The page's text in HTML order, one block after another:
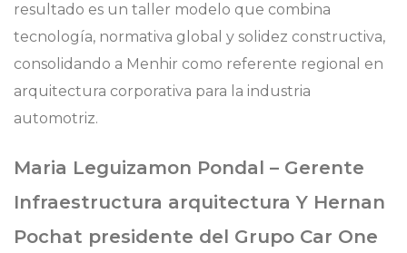
resultado es un taller modelo que combina
tecnología, normativa global y solidez constructiva,
consolidando a Menhir como referente regional en
arquitectura corporativa para la industria
automotriz.
Maria Leguizamon Pondal – Gerente
Infraestructura arquitectura Y Hernan
Pochat presidente del Grupo Car One